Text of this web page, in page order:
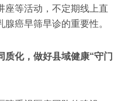
座等活动，不定期线上直
癌早筛早诊的重要性。
质化，做好县域健康“守门